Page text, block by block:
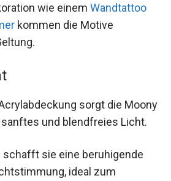
wie einem Wandtattoo
kommen die Motive
sorgt die Moony
und blendfreies Licht.
schafft sie eine beruhigende
ideal zum